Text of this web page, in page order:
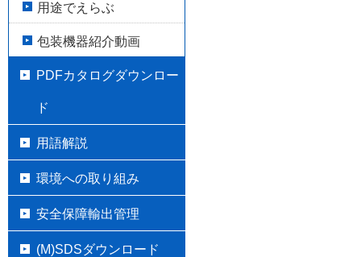
用途でえらぶ
包装機器紹介動画
PDFカタログダウンロー
ド
用語解説
環境への取り組み
安全保障輸出管理
(M)SDSダウンロード